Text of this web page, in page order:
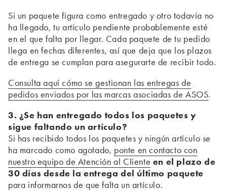
Si un paquete figura como entregado y otro todavía no
ha llegado, tu artículo pendiente probablemente esté
en el que falta por llegar. Cada paquete de tu pedido
llega en fechas diferentes, así que deja que los plazos
de entrega se cumplan para asegurarte de recibir todo.
Consulta aquí cómo se gestionan las entregas de
pedidos enviados por las marcas asociadas de ASOS.
3. ¿Se han entregado todos los paquetes y
sigue faltando un artículo?
Si has recibido todos los paquetes y ningún artículo se
ha marcado como agotado, ponte en contacto con
nuestro equipo de Atención al Cliente en el plazo de
30 días desde la entrega del último paquete
para informarnos de que falta un artículo.